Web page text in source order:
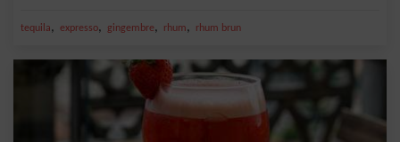
tequila, expresso, gingembre, rhum, rhum brun